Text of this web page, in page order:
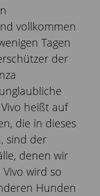
vollkommen
Tagen
der
heißt auf
die in dieses
sind der
denen wir
wird so
Hunden